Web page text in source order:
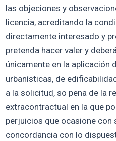
las objeciones y
licencia, acreditando la
directamente interesado y
pretenda hacer valer y
únicamente en la aplicación
urbanísticas, de
a la solicitud, so pena de la
extracontractual en la que
perjuicios que ocasione con
concordancia con lo